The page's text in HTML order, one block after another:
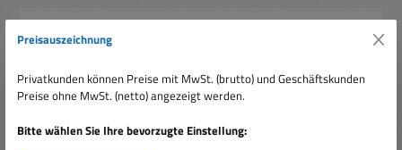
Beschreibung
Netzschalter Beleuchteter Wippschalter mit integrierte
Lampe Runde Bauform…Mehr
Bewertungen
Preisauszeichnung
Privatkunden können Preise mit MwSt. (brutto) und Geschäftskunden
Preise ohne MwSt. (netto) angezeigt werden.
Bitte wählen Sie Ihre bevorzugte Einstellung: